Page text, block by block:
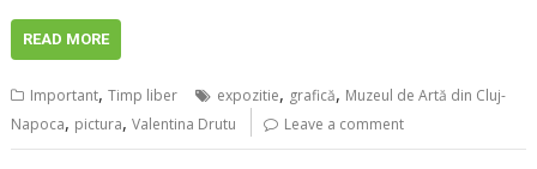
READ MORE
Important,Timp liber expozitie, grafică, Muzeul de Artă din Cluj-
Napoca, pictura,Valentina Drutu Leave a comment